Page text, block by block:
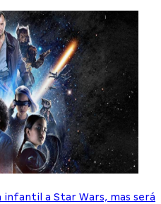
a Star Wars, mas será